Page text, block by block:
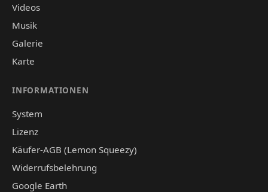
Videos
Musik
Galerie
Karte
INFORMATIONEN
System
Lizenz
Käufer-AGB (Lemon Squeezy)
Widerrufsbelehrung
Google Earth